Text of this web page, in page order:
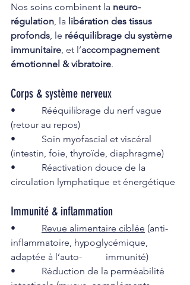
Nos soins combinent la neuro-
régulation, la libération des tissus
profonds, le rééquilibrage du système
immunitaire, et l’accompagnement
émotionnel & vibratoire.
Corps & système nerveux
•           Rééquilibrage du nerf vague
(retour au repos)
•           Soin myofascial et viscéral
(intestin, foie, thyroïde, diaphragme)
•           Réactivation douce de la
circulation lymphatique et énergétique
Immunité & inflammation
• Revue alimentaire ciblée (anti-
inflammatoire, hypoglycémique,
adaptée à l’auto-	immunité)
•           Réduction de la perméabilité